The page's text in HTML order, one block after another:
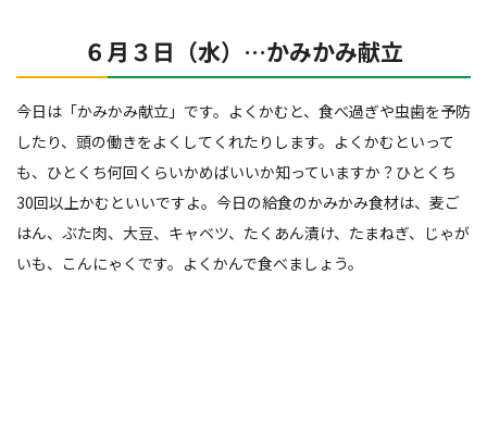
６月３日（水）…かみかみ献立
今日は「かみかみ献立」です。よくかむと、食べ過ぎや虫歯を予防
したり、頭の働きをよくしてくれたりします。よくかむといって
も、ひとくち何回くらいかめばいいか知っていますか？ひとくち
30回以上かむといいですよ。今日の給食のかみかみ食材は、麦ご
はん、ぶた肉、大豆、キャベツ、たくあん漬け、たまねぎ、じゃが
いも、こんにゃくです。よくかんで食べましょう。